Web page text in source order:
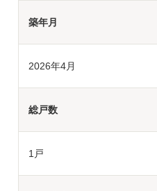
築年月
2026年4月
総戸数
1戸